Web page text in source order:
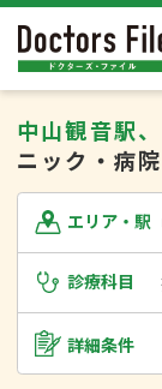
中山観音駅
ニック・病院
エリア・駅
診療科目
詳細条件